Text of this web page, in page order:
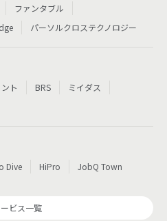
ファンタブル
パーソルクロステクノロジー
ト BRS
ミイダス
Dive HiPro JobQ Town
ビス一覧